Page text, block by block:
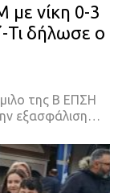
νίκη 0-3
Τι δήλωσε ο
της Β ΕΠΣΗ
εξασφάλιση…